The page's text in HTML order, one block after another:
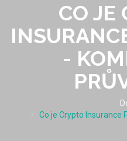
CO JE
-
Co je Crypto Insurance